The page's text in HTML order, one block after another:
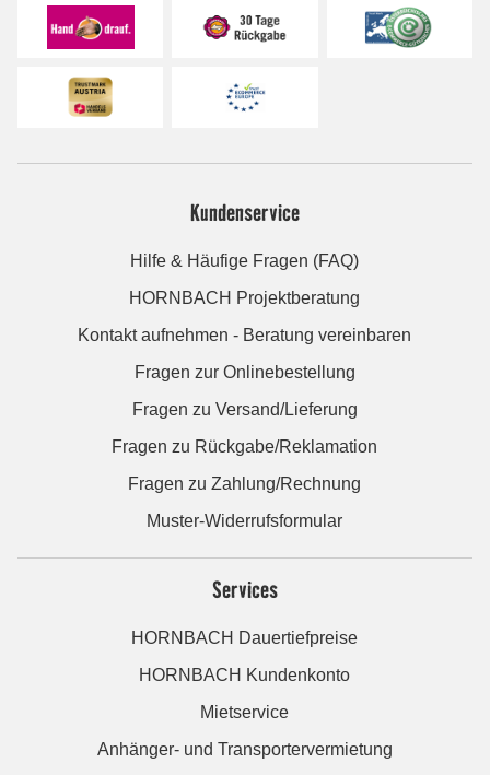
Kundenservice
Hilfe & Häufige Fragen (FAQ)
HORNBACH Projektberatung
Kontakt aufnehmen - Beratung vereinbaren
Fragen zur Onlinebestellung
Fragen zu Versand/Lieferung
Fragen zu Rückgabe/Reklamation
Fragen zu Zahlung/Rechnung
Muster-Widerrufsformular
Services
HORNBACH Dauertiefpreise
HORNBACH Kundenkonto
Mietservice
Anhänger- und Transportervermietung